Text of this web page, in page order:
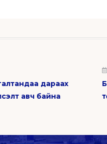
дараах
авч байна